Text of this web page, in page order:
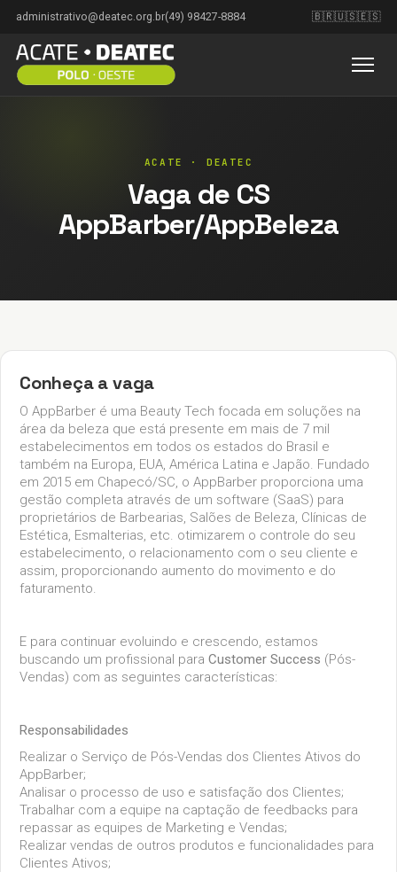
administrativo@deatec.org.br(49) 98427-8884 🇧🇷🇺🇸🇪🇸
Vaga de CS
AppBarber/AppBeleza
Conheça a vaga
O AppBarber é uma Beauty Tech focada em soluções na
área da beleza que está presente em mais de 7 mil
estabelecimentos em todos os estados do Brasil e
também na Europa, EUA, América Latina e Japão. Fundado
em 2015 em Chapecó/SC, o AppBarber proporciona uma
gestão completa através de um software (SaaS) para
proprietários de Barbearias, Salões de Beleza, Clínicas de
Estética, Esmalterias, etc. otimizarem o controle do seu
estabelecimento, o relacionamento com o seu cliente e
assim, proporcionando aumento do movimento e do
faturamento.
E para continuar evoluindo e crescendo, estamos
buscando um profissional para Customer Success (Pós-
Vendas) com as seguintes características:
Responsabilidades
Realizar o Serviço de Pós-Vendas dos Clientes Ativos do
AppBarber;
Analisar o processo de uso e satisfação dos Clientes;
Trabalhar com a equipe na captação de feedbacks para
repassar as equipes de Marketing e Vendas;
Realizar vendas de outros produtos e funcionalidades para
Clientes Ativos;